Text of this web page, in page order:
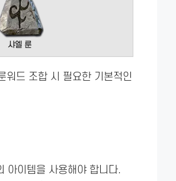
샤엘 룬
워드 조합 시 필요한 기본적인
아이템을 사용해야 합니다.